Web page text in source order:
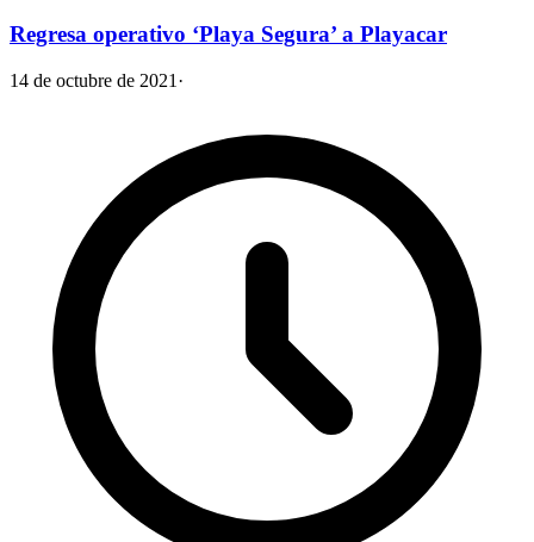
Regresa operativo ‘Playa Segura’ a Playacar
14 de octubre de 2021 ·